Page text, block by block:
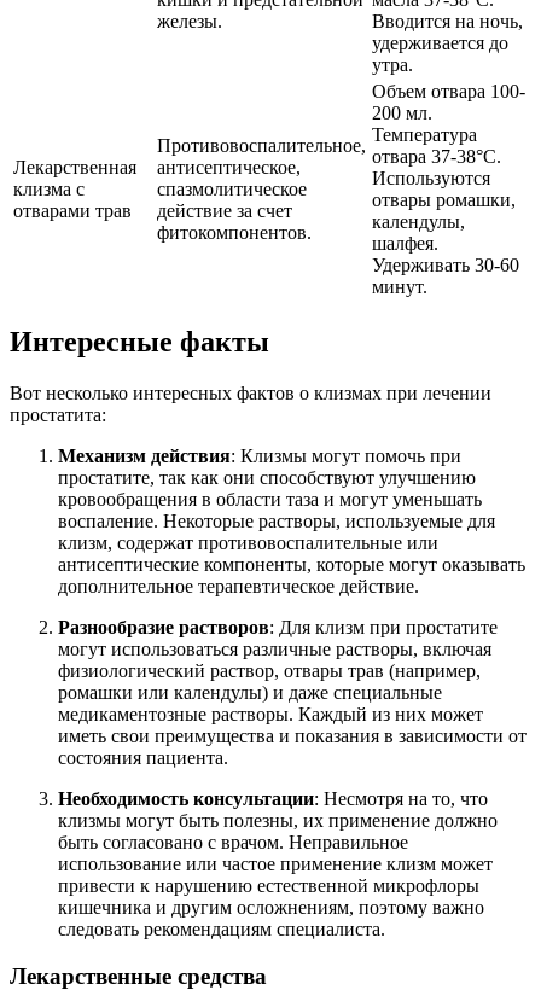
железы.
Вводится на ночь,
удерживается до
утра.
Лекарственная
клизма с
отварами трав
Противовоспалительное,
антисептическое,
спазмолитическое
действие за счет
фитокомпонентов.
Объем отвара 100-
200 мл.
Температура
отвара 37-38°C.
Используются
отвары ромашки,
календулы,
шалфея.
Удерживать 30-60
минут.
Интересные факты
Вот несколько интересных фактов о клизмах при лечении
простатита:
Механизм действия: Клизмы могут помочь при
простатите, так как они способствуют улучшению
кровообращения в области таза и могут уменьшать
воспаление. Некоторые растворы, используемые для
клизм, содержат противовоспалительные или
антисептические компоненты, которые могут оказывать
дополнительное терапевтическое действие.
Разнообразие растворов: Для клизм при простатите
могут использоваться различные растворы, включая
физиологический раствор, отвары трав (например,
ромашки или календулы) и даже специальные
медикаментозные растворы. Каждый из них может
иметь свои преимущества и показания в зависимости от
состояния пациента.
Необходимость консультации: Несмотря на то, что
клизмы могут быть полезны, их применение должно
быть согласовано с врачом. Неправильное
использование или частое применение клизм может
привести к нарушению естественной микрофлоры
кишечника и другим осложнениям, поэтому важно
следовать рекомендациям специалиста.
Лекарственные средства